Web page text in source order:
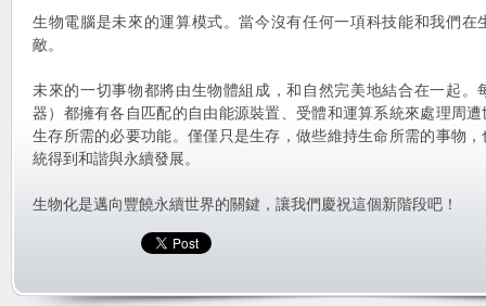
生物電腦是未來的運算模式。當今沒有任何一項科技能和我們在
敵。
未來的一切事物都將由生物體組成，和自然完美地結合在一起。
器）都擁有各自匹配的自由能源裝置、受體和運算系統來處理周
生存所需的必要功能。僅僅只是生存，做些維持生命所需的事物
統得到和諧與永續發展。
生物化是邁向豐饒永續世界的關鍵，讓我們慶祝這個新階段吧！